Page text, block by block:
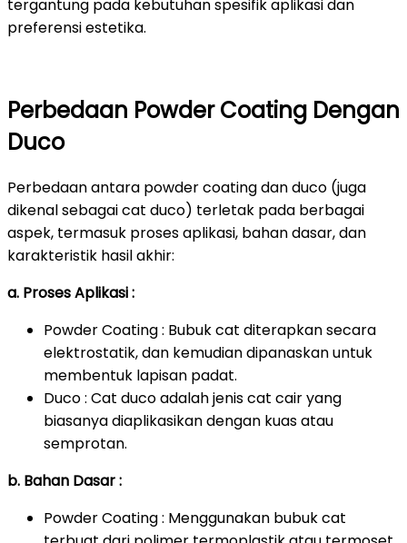
tergantung pada kebutuhan spesifik aplikasi dan
preferensi estetika.
Perbedaan Powder Coating Dengan
Duco
Perbedaan antara powder coating dan duco (juga
dikenal sebagai cat duco) terletak pada berbagai
aspek, termasuk proses aplikasi, bahan dasar, dan
karakteristik hasil akhir:
a. Proses Aplikasi :
Powder Coating : Bubuk cat diterapkan secara
elektrostatik, dan kemudian dipanaskan untuk
membentuk lapisan padat.
Duco : Cat duco adalah jenis cat cair yang
biasanya diaplikasikan dengan kuas atau
semprotan.
b. Bahan Dasar :
Powder Coating : Menggunakan bubuk cat